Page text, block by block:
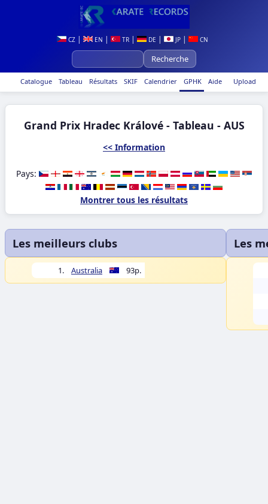
CZ| EN | TR| DE | JP| CN
Upload
Catalogue Tableau Résultats SKIF Calendrier GPHK Aide
Grand Prix Hradec Králové - Tableau - AUS
<< Information
Pays:
Montrer tous les résultats
Les meilleurs clubs
1. Australia 93p.
Les